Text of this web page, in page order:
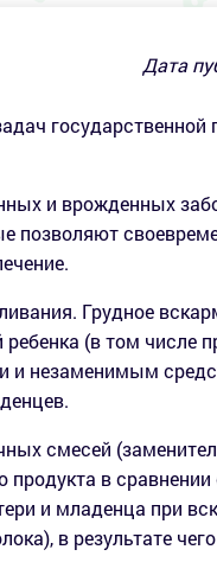
Дата
государственной
и врожденных
позволяют
Грудное
(в том числе
и незаменимым
смесей
продукта в
и младенца при
в результате